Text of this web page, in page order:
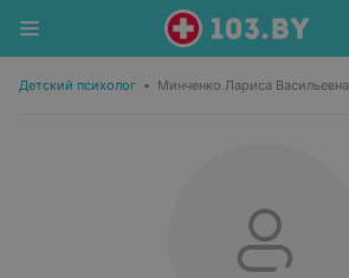
Детский психолог • Минченко Лариса Васильевна